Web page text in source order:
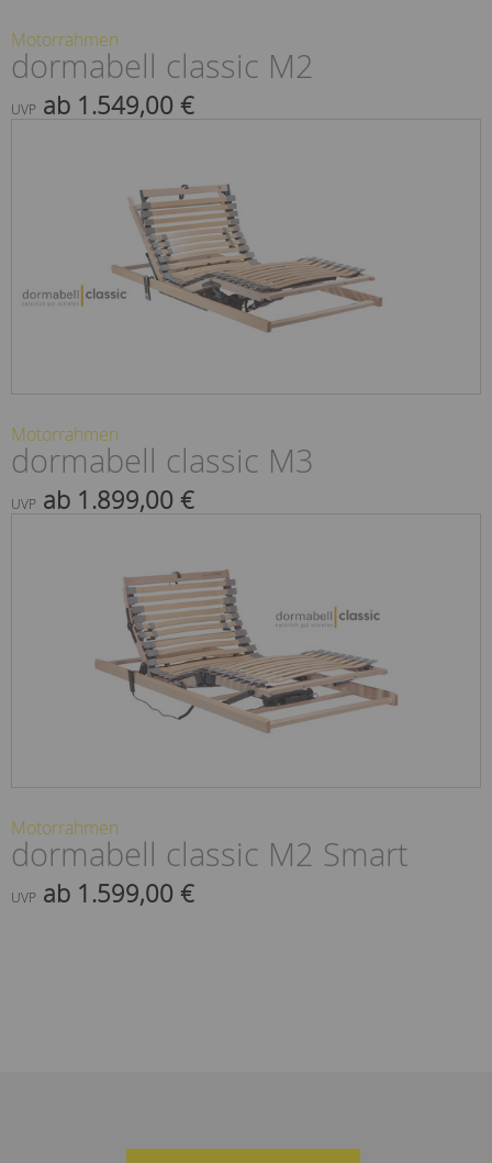
Motorrahmen
dormabell classic M2
UVP ab 1.549,00 €
Motorrahmen
dormabell classic M3
UVP ab 1.899,00 €
Motorrahmen
dormabell classic M2 Smart
UVP ab 1.599,00 €